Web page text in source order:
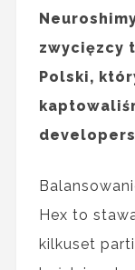
zwycięzcy
Polski,
Hex to
kilkuset